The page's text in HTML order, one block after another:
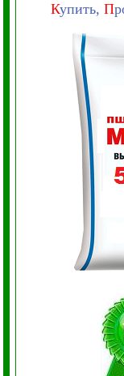
Купить, П